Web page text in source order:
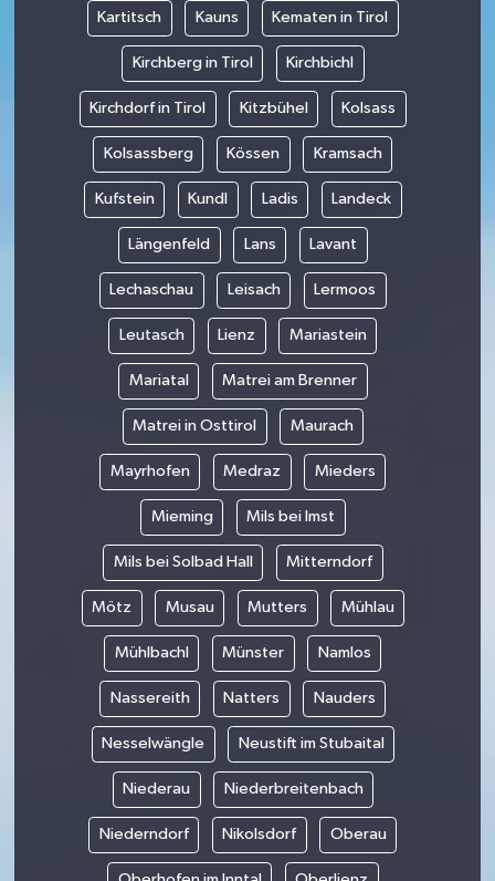
Kartitsch Kauns Kematen in Tirol
Kirchberg in Tirol Kirchbichl
Kirchdorf in Tirol Kitzbühel Kolsass
Kolsassberg Kössen Kramsach
Kufstein Kundl Ladis Landeck
Längenfeld Lans Lavant
Lechaschau Leisach Lermoos
Leutasch Lienz Mariastein
Mariatal Matrei am Brenner
Matrei in Osttirol Maurach
Mayrhofen Medraz Mieders
Mieming Mils bei Imst
Mils bei Solbad Hall Mitterndorf
Mötz Musau Mutters Mühlau
Mühlbachl Münster Namlos
Nassereith Natters Nauders
Nesselwängle Neustift im Stubaital
Niederau Niederbreitenbach
Niederndorf Nikolsdorf Oberau